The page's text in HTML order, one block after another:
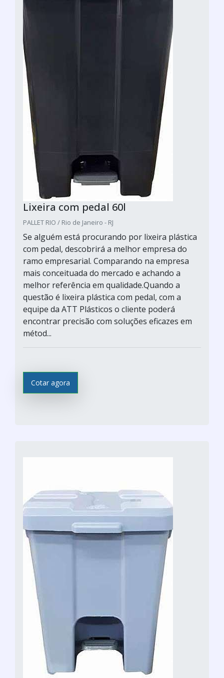
Lixeira com pedal 60l
PALLET RIO / Rio de Janeiro - RJ
Se alguém está procurando por lixeira plástica
com pedal, descobrirá a melhor empresa do
ramo empresarial. Comparando na empresa
mais conceituada do mercado e achando a
melhor referência em qualidade.Quando a
questão é lixeira plástica com pedal, com a
equipe da ATT Plásticos o cliente poderá
encontrar precisão com soluções eficazes em
métod...
Cotar agora